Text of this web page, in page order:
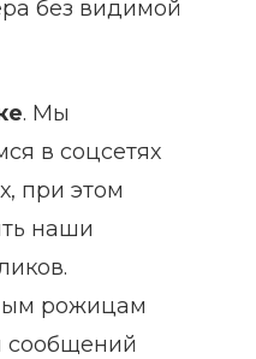
без видимой
. Мы
в соцсетях
при этом
наши
рожицам
сообщений